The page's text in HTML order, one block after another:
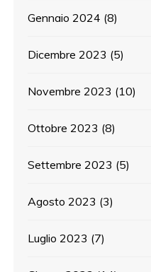
Gennaio 2024 (8)
Dicembre 2023 (5)
Novembre 2023 (10)
Ottobre 2023 (8)
Settembre 2023 (5)
Agosto 2023 (3)
Luglio 2023 (7)